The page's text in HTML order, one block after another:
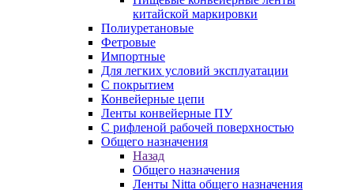
китайской маркировки
Полиуретановые
Фетровые
Импортные
Для легких условий эксплуатации
С покрытием
Конвейерные цепи
Ленты конвейерные ПУ
С рифленой рабочей поверхностью
Общего назначения
Назад
Общего назначения
Ленты Nitta общего назначения